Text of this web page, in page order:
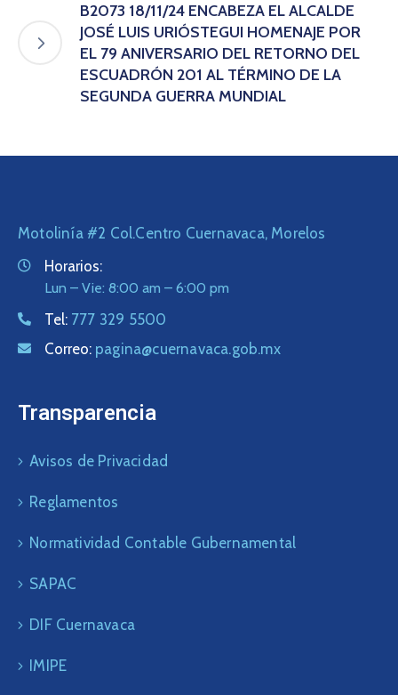
B2073 18/11/24 ENCABEZA EL ALCALDE
JOSÉ LUIS URIÓSTEGUI HOMENAJE POR
EL 79 ANIVERSARIO DEL RETORNO DEL
ESCUADRÓN 201 AL TÉRMINO DE LA
SEGUNDA GUERRA MUNDIAL
Motolinía #2 Col.Centro Cuernavaca, Morelos
Horarios:
Lun – Vie: 8:00 am – 6:00 pm
Tel: 777 329 5500
Correo: pagina@cuernavaca.gob.mx
Transparencia
Avisos de Privacidad
Reglamentos
Normatividad Contable Gubernamental
SAPAC
DIF Cuernavaca
IMIPE